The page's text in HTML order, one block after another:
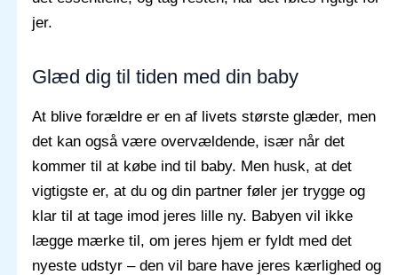
jer.
Glæd dig til tiden med din baby
At blive forældre er en af livets største glæder, men
det kan også være overvældende, især når det
kommer til at købe ind til baby. Men husk, at det
vigtigste er, at du og din partner føler jer trygge og
klar til at tage imod jeres lille ny. Babyen vil ikke
lægge mærke til, om jeres hjem er fyldt med det
nyeste udstyr – den vil bare have jeres kærlighed og